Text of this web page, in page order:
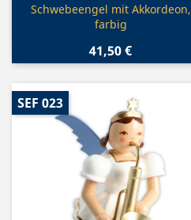
Vorschau
Schwebeengel mit Akkordeon,
farbig
41,50 €
SEF 023